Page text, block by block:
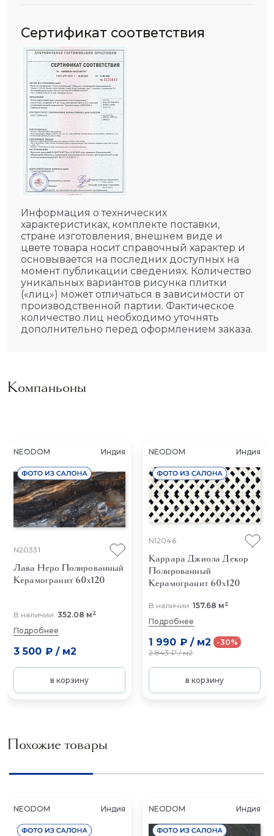
Сертификат соответствия
Информация о технических
характеристиках, комплекте поставки,
стране изготовления, внешнем виде и
цвете товара носит справочный характер и
основывается на последних доступных на
момент публикации сведениях. Количество
уникальных вариантов рисунка плитки
(«лиц») может отличаться в зависимости от
производственной партии. Фактическое
количество лиц необходимо уточнять
дополнительно перед оформлением заказа.
Компаньоны
NEODOM Индия
N20331
Лава Неро Полированный
Керамогранит 60x120
В наличии: 352.08 м2
Подробнее
3 500 ₽/ м2
в корзину
NEODOM Индия
N12046
Каррара Джиола Декор
Полированный
Керамогранит 60x120
В наличии: 157.68 м2
Подробнее
1 990 ₽/ м2
2 843 ₽/м2
-30%
в корзину
Похожие товары
NEODOM Индия NEODOM Индия